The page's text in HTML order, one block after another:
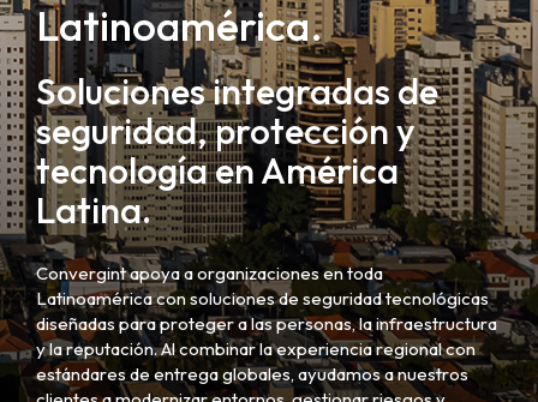
Latinoamérica.
Soluciones integradas de
seguridad, protección y
tecnología en América
Latina.
Convergint apoya a organizaciones en toda
Latinoamérica con soluciones de seguridad tecnológicas
diseñadas para proteger a las personas, la infraestructura
y la reputación. Al combinar la experiencia regional con
estándares de entrega globales, ayudamos a nuestros